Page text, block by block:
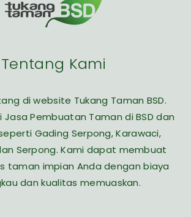
Tentang Kami
di website Tukang Taman BSD.
Jasa Pembuatan Taman di BSD dan
Gading Serpong, Karawaci,
Serpong. Kami dapat membuat
taman impian Anda dengan biaya
dan kualitas memuaskan.